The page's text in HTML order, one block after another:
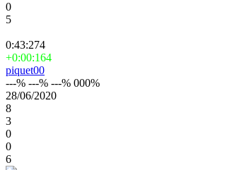
0
5
0:43:274
+0:00:164
piquet00
---% ---% ---% 000%
28/06/2020
8
3
0
0
6